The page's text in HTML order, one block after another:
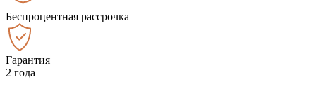
Беспроцентная рассрочка
Гарантия
2 года